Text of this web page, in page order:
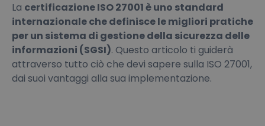
La certificazione ISO 27001 è uno standard
internazionale che definisce le migliori pratiche
per un sistema di gestione della sicurezza delle
informazioni (SGSI). Questo articolo ti guiderà
attraverso tutto ciò che devi sapere sulla ISO 27001,
dai suoi vantaggi alla sua implementazione.